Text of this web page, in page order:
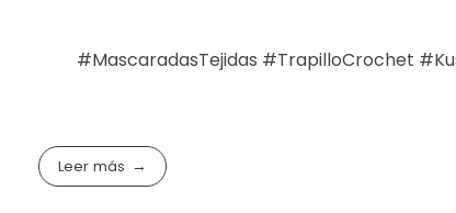
#MascaradasTejidas #TrapilloCrochet
Leer más